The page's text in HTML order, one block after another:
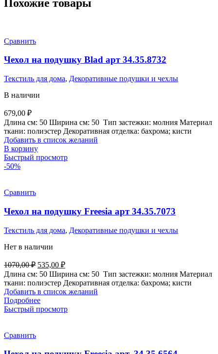
Похожие товары
Сравнить
Чехол на подушку Blad арт 34.35.8732
Текстиль для дома, Декоративные подушки и чехлы
В наличии
679,00 ₽
Длина см: 50 Ширина см: 50 Тип застежки: молния Материал
ткани: полиэстер Декоративная отделка: бахрома; кисти
Добавить в список желаний
В корзину
Быстрый просмотр
-50%
Сравнить
Чехол на подушку Freesia арт 34.35.7073
Текстиль для дома, Декоративные подушки и чехлы
Нет в наличии
1070,00₽ Первоначальная
цена
составляла
1070,00 ₽.
535,00 ₽Текущая
цена:
535,00 ₽.
Длина см: 50 Ширина см: 50 Тип застежки: молния Материал
ткани: полиэстер Декоративная отделка: бахрома; кисти
Добавить в список желаний
Подробнее
Быстрый просмотр
Сравнить